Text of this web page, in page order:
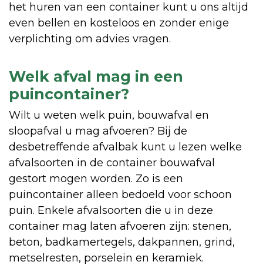
het huren van een container kunt u ons altijd
even bellen en kosteloos en zonder enige
verplichting om advies vragen.
Welk afval mag in een
puincontainer?
Wilt u weten welk puin, bouwafval en
sloopafval u mag afvoeren? Bij de
desbetreffende afvalbak kunt u lezen welke
afvalsoorten in de container bouwafval
gestort mogen worden. Zo is een
puincontainer alleen bedoeld voor schoon
puin. Enkele afvalsoorten die u in deze
container mag laten afvoeren zijn: stenen,
beton, badkamertegels, dakpannen, grind,
metselresten, porselein en keramiek.